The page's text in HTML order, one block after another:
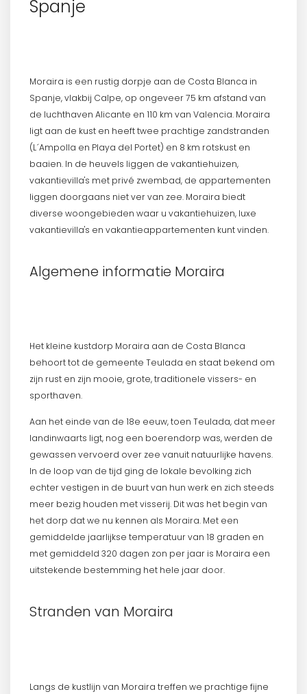
Spanje
Moraira is een rustig dorpje aan de Costa Blanca in
Spanje, vlakbij Calpe, op ongeveer 75 km afstand van
de luchthaven Alicante en 110 km van Valencia. Moraira
ligt aan de kust en heeft twee prachtige zandstranden
(L´Ampolla en Playa del Portet) en 8 km rotskust en
baaien. In de heuvels liggen de vakantiehuizen,
vakantievilla's met privé zwembad, de appartementen
liggen doorgaans niet ver van zee. Moraira biedt
diverse woongebieden waar u vakantiehuizen, luxe
vakantievilla's en vakantieappartementen kunt vinden.
Algemene informatie Moraira
Het kleine kustdorp Moraira aan de Costa Blanca
behoort tot de gemeente Teulada en staat bekend om
zijn rust en zijn mooie, grote, traditionele vissers- en
sporthaven.
Aan het einde van de 18e eeuw, toen Teulada, dat meer
landinwaarts ligt, nog een boerendorp was, werden de
gewassen vervoerd over zee vanuit natuurlijke havens.
In de loop van de tijd ging de lokale bevolking zich
echter vestigen in de buurt van hun werk en zich steeds
meer bezig houden met visserij. Dit was het begin van
het dorp dat we nu kennen als Moraira. Met een
gemiddelde jaarlijkse temperatuur van 18 graden en
met gemiddeld 320 dagen zon per jaar is Moraira een
uitstekende bestemming het hele jaar door.
Stranden van Moraira
Langs de kustlijn van Moraira treffen we prachtige fijne